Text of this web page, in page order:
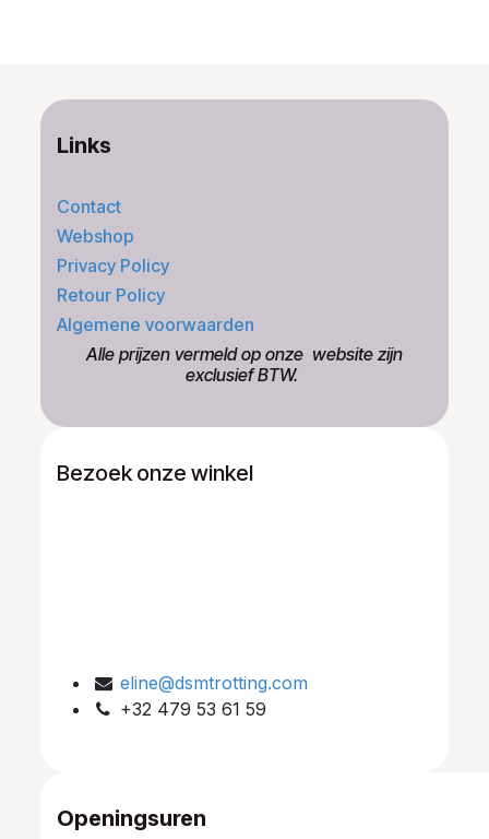
Links
Contact
Webshop
Privacy Policy
Retour Policy
Algemene voorwaarden
​Alle prijzen vermeld op onze ​website zijn
exclusief BTW.
Bezoek onze winkel
eline@dsmtrotting.com
+32 479 53 61 59
Openingsuren